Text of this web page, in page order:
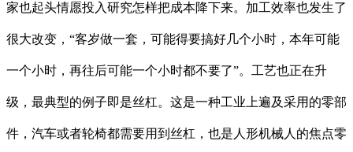
家也起头情愿投入研究怎样把成本降下来。加工效率也发生了
很大改变，“客岁做一套，可能得要搞好几个小时，本年可能
一个小时，再往后可能一个小时都不要了”。工艺也正在升
级，最典型的例子即是丝杠。这是一种工业上遍及采用的零部
件，汽车或者轮椅都需要用到丝杠，也是人形机械人的焦点零